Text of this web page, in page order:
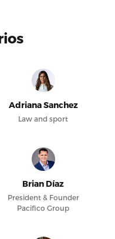
Adriana Sanchez
Law and sport
Brian Díaz
President & Founder
Pacifico Group